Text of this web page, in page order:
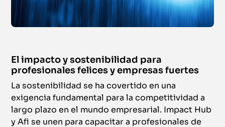
El impacto y sostenibilidad para
profesionales felices y empresas fuertes
La sostenibilidad se ha covertido en una
exigencia fundamental para la competitividad a
largo plazo en el mundo empresarial. Impact Hub
y Afi se unen para capacitar a profesionales de